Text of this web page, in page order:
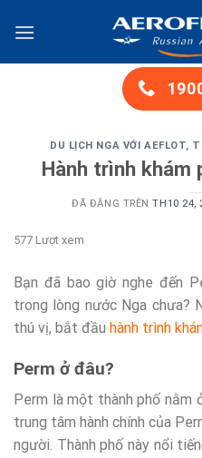
đến
DU LỊCH NGA VỚI AEFLOT,
Hành trình khám
ĐÃ ĐĂNG TRÊNTH10 24,
577 Lượt xem
Bạn đã bao giờ nghe đến
trong lòng nước Nga chưa?
thú vị, bắt đầu hành trình
Perm ở đâu?
Perm là một thành phố nằm
trung tâm hành chính của
người. Thành phố này nổi